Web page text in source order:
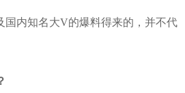
国内知名大V的爆料得来的，并不代